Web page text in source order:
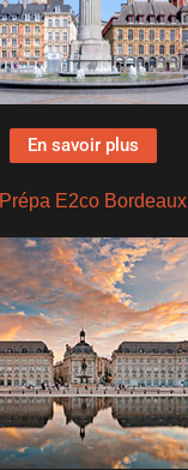
En savoir plus
Prépa E2co Bordeaux